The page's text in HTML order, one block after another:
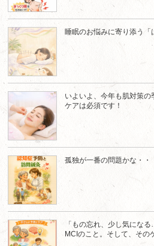
睡眠のお悩みに寄り添う「
いよいよ、今年も肌対策
ケアは必須です！
孤独が一番の問題かな・・
「もの忘れ、少し気にな
MCIのこと。そして、その